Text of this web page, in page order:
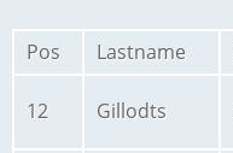
Pos Lastname
12 Gillodts